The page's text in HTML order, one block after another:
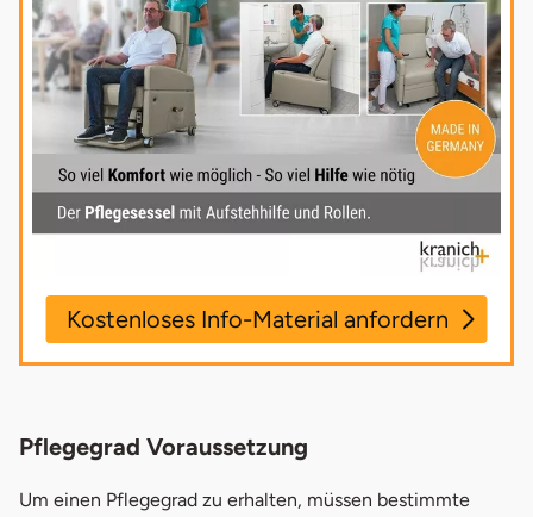
Kostenloses Info-Material anfordern
E-Mail
Pflegegrad Voraussetzung
Um einen Pflegegrad zu erhalten, müssen bestimmte